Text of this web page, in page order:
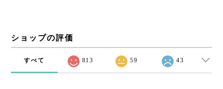
ショップの評価
すべて 813 59 43